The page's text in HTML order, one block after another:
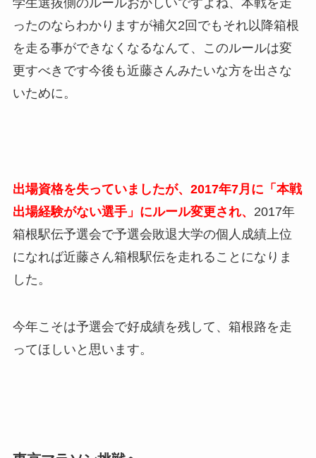
ったのならわかりますが補欠2回でもそれ以降箱根
を走る事ができなくなるなんて、このルールは変
更すべきです今後も近藤さんみたいな方を出さな
いために。
出場資格を失っていましたが、2017年7月に「本戦
出場経験がない選手」にルール変更され、 2017年
箱根駅伝予選会で予選会敗退大学の個人成績上位
になれば近藤さん箱根駅伝を走れることになりま
した。
今年こそは予選会で好成績を残して、箱根路を走
ってほしいと思います。